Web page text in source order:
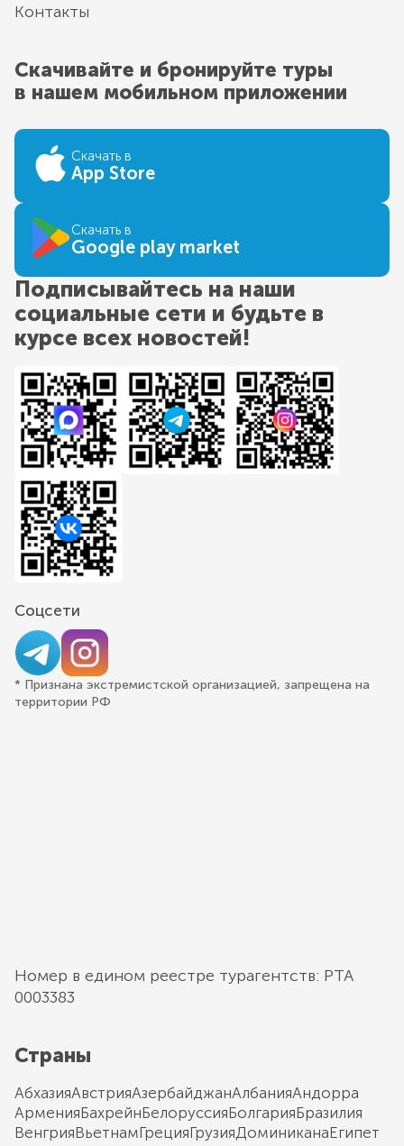
Контакты
Скачивайте и бронируйте туры
в нашем мобильном приложении
Скачать в
App Store
Скачать в
Google play market
Подписывайтесь на наши
социальные сети и будьте в
курсе всех новостей!
Соцсети
* Признана экстремистской организацией, запрещена на
территории РФ
Номер в едином реестре турагентств: РТА
0003383
Страны
АбхазияАвстрияАзербайджанАлбанияАндорра
АрменияБахрейнБелоруссияБолгарияБразилия
ВенгрияВьетнамГрецияГрузияДоминиканаЕгипет